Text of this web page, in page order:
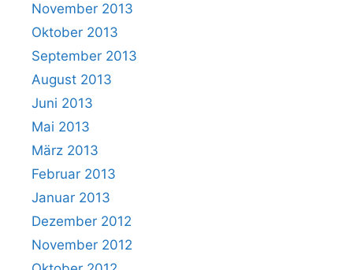
November 2013
Oktober 2013
September 2013
August 2013
Juni 2013
Mai 2013
März 2013
Februar 2013
Januar 2013
Dezember 2012
November 2012